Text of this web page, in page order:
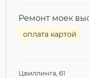
Ремонт моек
оплата картой
Цвиллинга, 61